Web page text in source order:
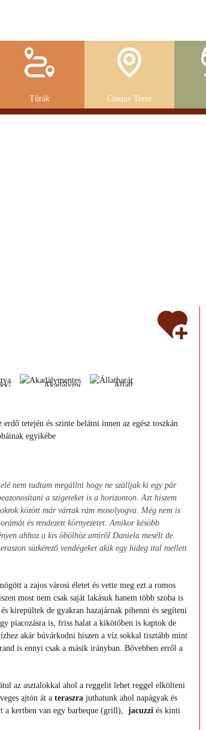
Túrák Cinque Terre
Akadálymentes Állatbarát
tetején és szinte belátni innen az egész toszkán
egyikébe
nem tudtam megállni hogy ne szálljak ki egy pár
a szigeteket is a horizonton. Azt hiszem
között már vártak rám mosolyogva. Még nem is
és rendezett környezetet. Amikor késöbb
ahhoz a kis öbölhöz amiről Daniela mesélt de
sütkérező vendégeket akik egy hideg ital mellett
a zajos városi életet és vette meg ezt a romos
most nem csak saját lakásuk hanem több szoba is
kirepültek de gyakran hazajárnak pihenni és segíteni
piacozásra is, friss halat a kikötőben is kaptok de
akár búvárkodni hiszen a víz sokkal tisztább mint
is ennyi csak a másik irányban. Bővebben erről a
az asztalokkal ahol a reggelit lehet reggel elkölteni
ajtón át a teraszra juthatunk ahol napágyak és
a kertben van egy barbeque (grill), jacuzzi és kinti